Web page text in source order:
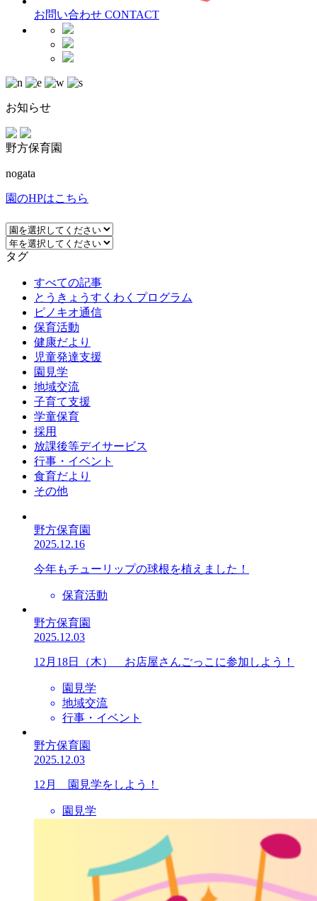
お問い合わせ CONTACT
お知らせ
野方保育園
nogata
園のHPはこちら
タグ
すべての記事
とうきょうすくわくプログラム
ピノキオ通信
保育活動
健康だより
児童発達支援
園見学
地域交流
子育て支援
学童保育
採用
放課後等デイサービス
行事・イベント
食育だより
その他
野方保育園
2025.12.16
今年もチューリップの球根を植えました！
保育活動
野方保育園
2025.12.03
12月18日（木） お店屋さんごっこに参加しよう！
園見学
地域交流
行事・イベント
野方保育園
2025.12.03
12月 園見学をしよう！
園見学